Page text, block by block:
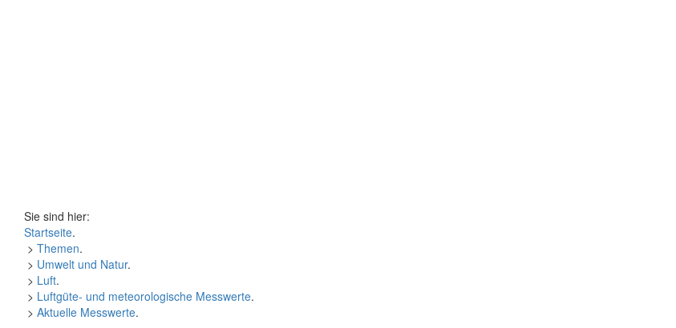
Sie sind hier:
Startseite.
> Themen.
> Umwelt und Natur.
> Luft.
> Luftgüte- und meteorologische Messwerte.
> Aktuelle Messwerte.